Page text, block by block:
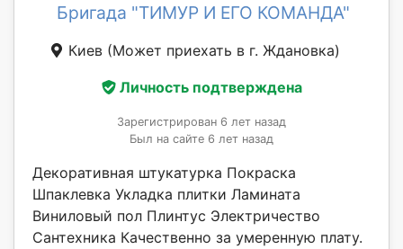
Бригада "ТИМУР И ЕГО КОМАНДА"
Киев (Может приехать в г. Ждановка)
Личность подтверждена
Зарегистрирован 6 лет назад
Был на сайте 6 лет назад
Декоративная штукатурка Покраска
Шпаклевка Укладка плитки Ламината
Виниловый пол Плинтус Электричество
Сантехника Качественно за умеренную плату.